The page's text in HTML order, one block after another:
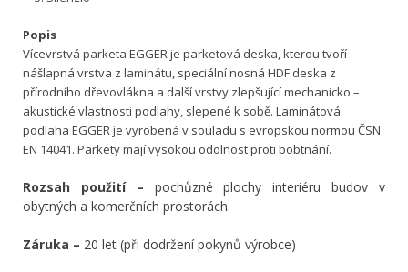
Popis
Vícevrstvá parketa EGGER je parketová deska, kterou tvoří
nášlapná vrstva z laminátu, speciální nosná HDF deska z
přírodního dřevovlákna a další vrstvy zlepšující mechanicko –
akustické vlastnosti podlahy, slepené k sobě. Laminátová
podlaha EGGER je vyrobená v souladu s evropskou normou ČSN
EN 14041. Parkety mají vysokou odolnost proti bobtnání.
Rozsah použití – pochůzné plochy interiéru budov v
obytných a komerčních prostorách.
Záruka – 20 let (při dodržení pokynů výrobce)